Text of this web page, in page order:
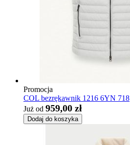
Promocja
COL bezrękawnik 1216 6YN 718
Już od 959,00 zł
Dodaj do koszyka